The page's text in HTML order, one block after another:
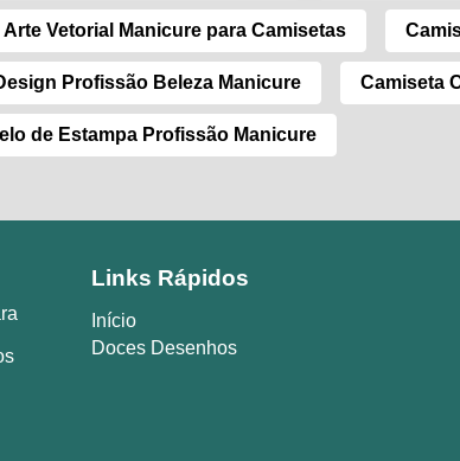
Arte Vetorial Manicure para Camisetas
Profissão Beleza Manicure Camiseta
de Estampa Profissão Manicure
Links Rápidos
Início
Doces Desenhos